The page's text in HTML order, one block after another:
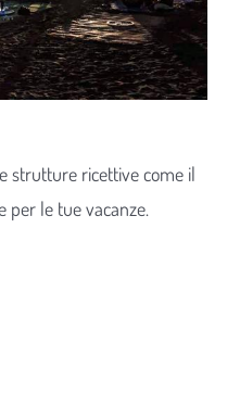
strutture ricettive come il
per le tue vacanze.